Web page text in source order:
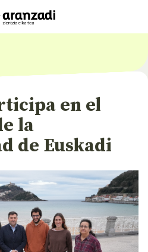
en el
la
de Euskadi